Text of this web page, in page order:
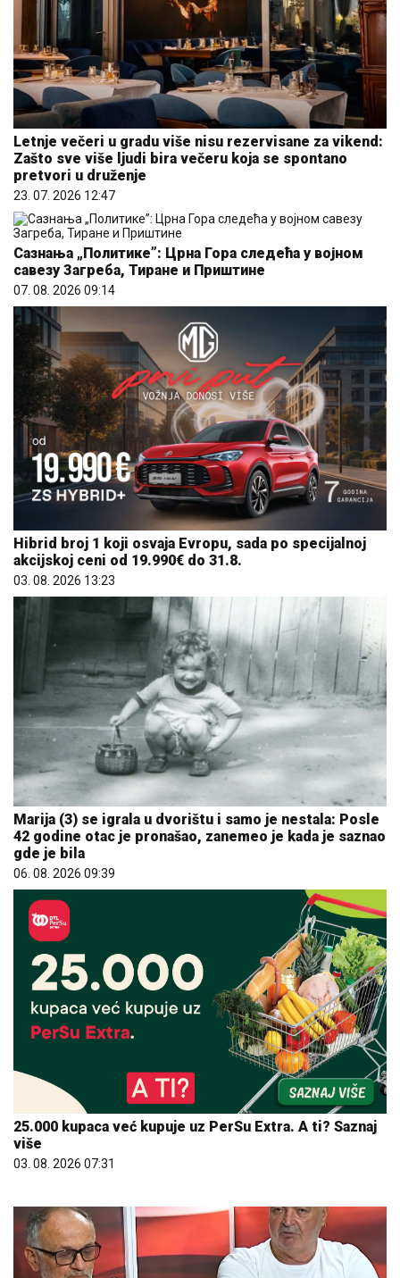
Letnje večeri u gradu više nisu rezervisane za vikend:
Zašto sve više ljudi bira večeru koja se spontano
pretvori u druženje
23. 07. 2026 12:47
Сазнања „Политике”: Црна Гора следећа у војном
савезу Загреба, Тиране и Приштине
07. 08. 2026 09:14
Hibrid broj 1 koji osvaja Evropu, sada po specijalnoj
akcijskoj ceni od 19.990€ do 31.8.
03. 08. 2026 13:23
Marija (3) se igrala u dvorištu i samo je nestala: Posle
42 godine otac je pronašao, zanemeo je kada je saznao
gde je bila
06. 08. 2026 09:39
25.000 kupaca već kupuje uz PerSu Extra. A ti? Saznaj
više
03. 08. 2026 07:31